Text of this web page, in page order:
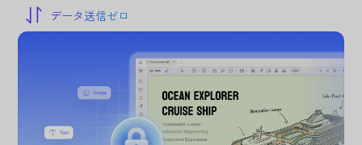
データ送信ゼロ